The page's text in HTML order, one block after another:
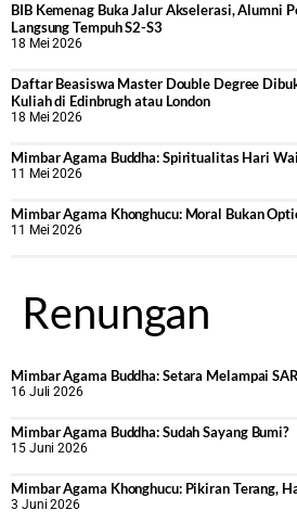
BIB Kemenag Buka Jalur Akselerasi, Alumni
Langsung Tempuh S2-S3
18 Mei 2026
Daftar Beasiswa Master Double Degree
Kuliah di Edinbrugh atau London
18 Mei 2026
Mimbar Agama Buddha: Spiritualitas Hari
11 Mei 2026
Mimbar Agama Khonghucu: Moral Bukan
11 Mei 2026
Renungan
Mimbar Agama Buddha: Setara Melampai
16 Juli 2026
Mimbar Agama Buddha: Sudah Sayang Bumi?
15 Juni 2026
Mimbar Agama Khonghucu: Pikiran Terang,
3 Juni 2026